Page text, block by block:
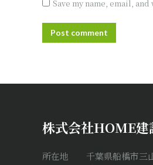
Save my name, email,
Post comment
株式会社HOME
所在地 千葉県船橋市三